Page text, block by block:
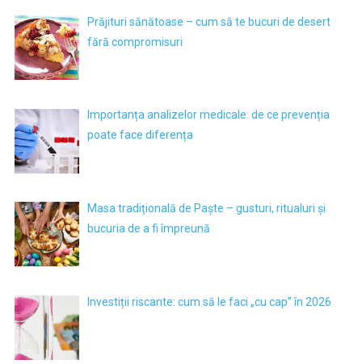
Prăjituri sănătoase – cum să te bucuri de desert
fără compromisuri
Importanța analizelor medicale: de ce prevenția
poate face diferența
Masa tradițională de Paște – gusturi, ritualuri și
bucuria de a fi împreună
Investiții riscante: cum să le faci „cu cap” în 2026